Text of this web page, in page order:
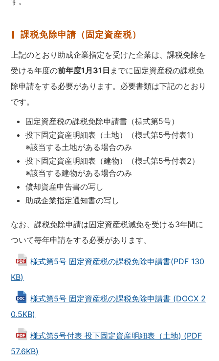
課税免除申請（固定資産税）
上記のとおり助成企業指定を受けた企業は、課税免除を
受ける年度の前年度1月31日 までに固定資産税の課税免
除申請をする必要があります。必要書類は下記のとおり
です。
固定資産税の課税免除申請書（様式第5号）
投下固定資産明細表（土地）（様式第5号付表1）
※該当する土地がある場合のみ
投下固定資産明細表（建物）（様式第5号付表2）
※該当する建物がある場合のみ
償却資産申告書の写し
助成企業指定通知書の写し
なお、課税免除申請は固定資産税減免を受ける3年間に
ついて毎年申請をする必要があります。
様式第5号 固定資産税の課税免除申請書(PDF 130
KB)
様式第5号 固定資産税の課税免除申請書 (DOCX 2
0.5KB)
様式第5号付表 投下固定資産明細表（土地) (PDF
57.6KB)